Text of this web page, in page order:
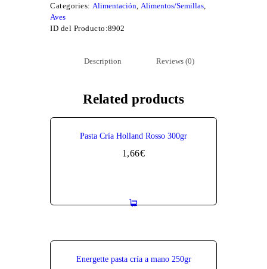
Categories: Alimentación Alimentos/Semillas
Aves
ID del Producto:8902
Description Reviews (0)
Related products
Pasta Cría Holland Rosso 300gr
1,66€
Energette pasta cría a mano 250gr